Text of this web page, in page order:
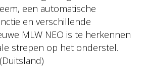
een automatische
en verschillende
MLW NEO is te herkennen
strepen op het onderstel.